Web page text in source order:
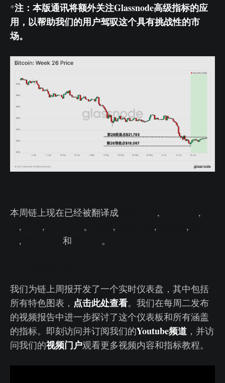
*注：本版通讯将额外关注Glassnode高级指标的应
用，以帮助我们的用户驾驭这个具有挑战性的市
场。
本周链上现在已经被翻译成 , ,
, , 。 , , ,
, 和 。
我们为链上周报开发了一个实时仪表盘，其中包括
所有特色图表， 点击此处查看。我们在每周二发布
的视频报告中进一步探讨了这个仪表板和所有涵盖
的指标。即刻访问并订阅我们的Youtube频道 ，并访
问我们的视频门户观看更多视频内容和指标教程。